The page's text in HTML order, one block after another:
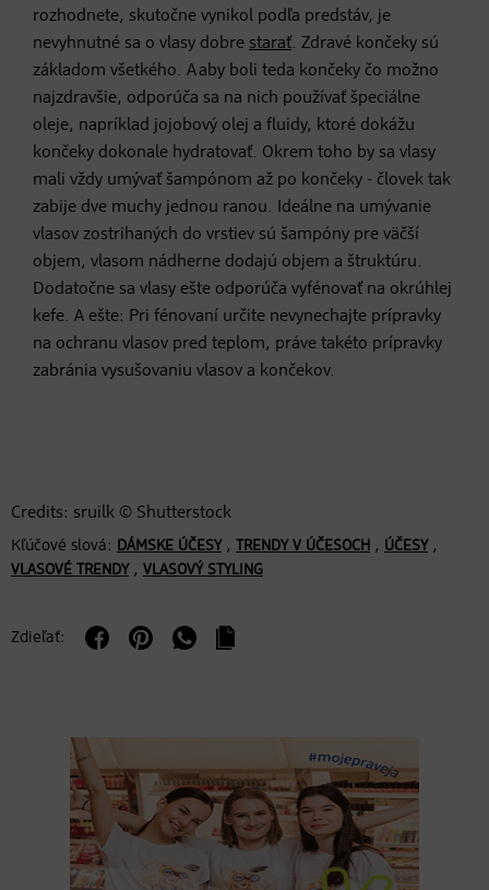
rozhodnete, skutočne vynikol podľa predstáv, je
nevyhnutné sa o vlasy dobre starať. Zdravé končeky sú
základom všetkého. A aby boli teda končeky čo možno
najzdravšie, odporúča sa na nich používať špeciálne
oleje, napríklad jojobový olej a fluidy, ktoré dokážu
končeky dokonale hydratovať. Okrem toho by sa vlasy
mali vždy umývať šampónom až po končeky - človek tak
zabije dve muchy jednou ranou. Ideálne na umývanie
vlasov zostrihaných do vrstiev sú šampóny pre väčší
objem, vlasom nádherne dodajú objem a štruktúru.
Dodatočne sa vlasy ešte odporúča vyfénovať na okrúhlej
kefe. A ešte: Pri fénovaní určite nevynechajte prípravky
na ochranu vlasov pred teplom, práve takéto prípravky
zabránia vysušovaniu vlasov a končekov.
Credits: sruilk © Shutterstock
Kľúčové slová: DÁMSKE ÚČESY, TRENDY V ÚČESOCH , ÚČESY,
VLASOVÉ TRENDY, VLASOVÝ STYLING
Zdieľať: